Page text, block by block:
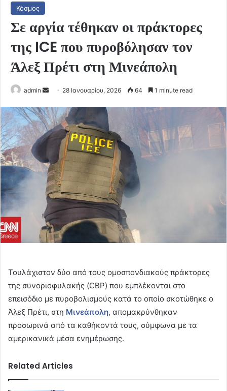
Κόσμος
Σε αργία τέθηκαν οι πράκτορες
της ICE που πυροβόλησαν τον
Άλεξ Πρέτι στη Μινεάπολη
admin
Send
email
28 Ιανουαρίου, 2026 64 1 minute read
Τουλάχιστον δύο από τους ομοσπονδιακούς πράκτορες
της συνοριοφυλακής (CBP) που εμπλέκονται στο
επεισόδιο με πυροβολισμούς κατά το οποίο σκοτώθηκε ο
Άλεξ Πρέτι, στη Μινεάπολη, απομακρύνθηκαν
προσωρινά από τα καθήκοντά τους, σύμφωνα με τα
αμερικανικά μέσα ενημέρωσης.
Related Articles